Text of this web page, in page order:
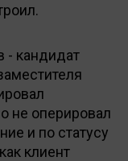
- кандидат
не оперировал
и по статусу
клиент